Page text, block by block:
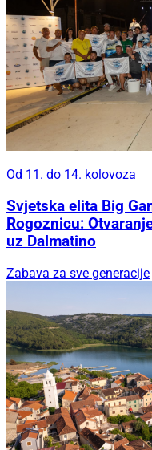
Od 11. do 14. kolovoza
Svjetska elita Big
Rogoznicu:
uz Dalmatino
Zabava za sve generacije